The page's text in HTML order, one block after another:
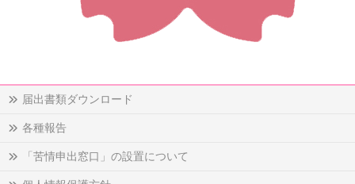
届出書類ダウンロード
各種報告
「苦情申出窓口」の設置について